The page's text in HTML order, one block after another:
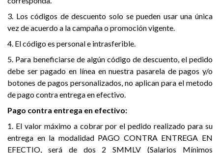
3. Los códigos de descuento solo se pueden usar una única
vez de acuerdo a la campaña o promoción vigente.
4. El código es personal e intrasferible.
5. Para beneficiarse de algún código de descuento, el pedido
debe ser pagado en línea en nuestra pasarela de pagos y/o
botones de pagos personalizados, no aplican para el metodo
de pago contra entrega en efectivo.
Pago contra entrega en efectivo:
1. El valor máximo a cobrar por el pedido realizado para su
entrega en la modalidad PAGO CONTRA ENTREGA EN
EFECTIO, será de dos 2 SMMLV (Salarios Mínimos